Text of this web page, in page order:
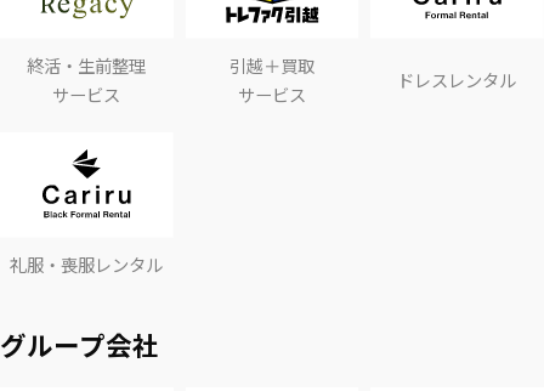
終活・生前整理
サービス
引越＋買取
サービス
ドレスレンタル
礼服・喪服レンタル
グループ会社